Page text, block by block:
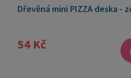
Dřevěná mini PIZZA deska -
54 Kč